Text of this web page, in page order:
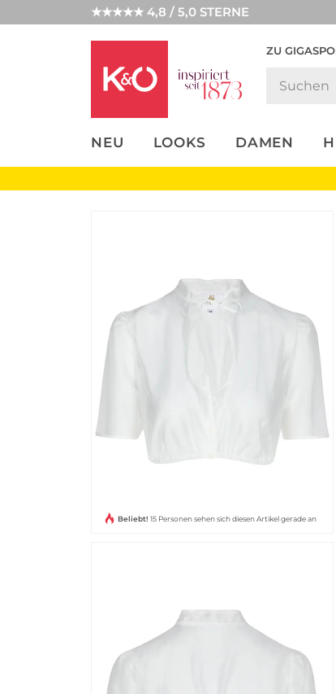
★★★★★ 4,8 / 5,0 STERNE
ZU
NEU LOOKS DAMEN
UNSERE APP
CLICK &
Beliebt! 15 Personen sehen sich diesen Artikel gerade an